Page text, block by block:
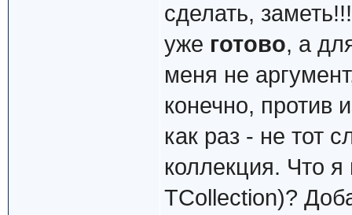
сделать,
уже готово, а
меня не
конечно, против
как раз - не тот
коллекция. Что
TCollection)?